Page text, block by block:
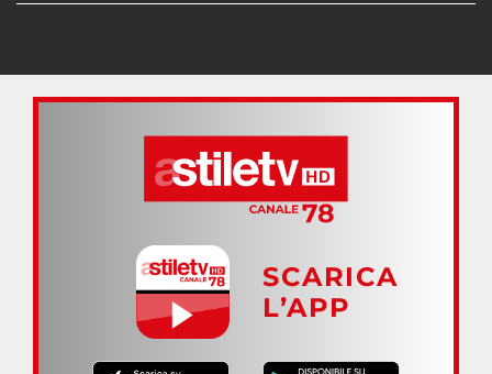
SCARICA
L’APP